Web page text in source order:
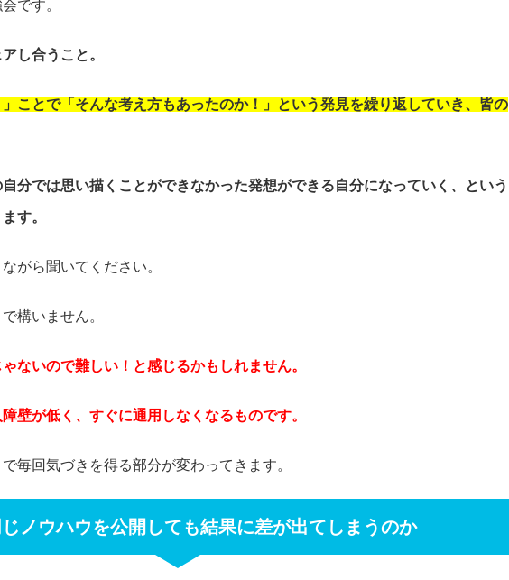
です。
し合うこと。
ことで「そんな考え方もあったのか！」という発見を繰り返していき、皆の
分では思い描くことができなかった発想ができる自分になっていく、という
す。
がら聞いてください。
構いません。
ないので難しい！と感じるかもしれません。
壁が低く、すぐに通用しなくなるものです。
毎回気づきを得る部分が変わってきます。
ノウハウを公開しても結果に差が出てしまうのか